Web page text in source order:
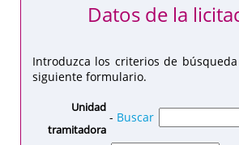
Introduzca los criterios de
siguiente formulario.
Datos de la
Unidad
tramitadora
- Buscar